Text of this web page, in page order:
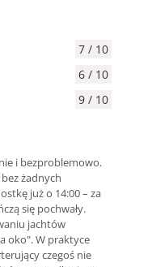
7 / 10
6 / 10
9 / 10
i bezproblemowo.
żadnych
już o 14:00 – za
się pochwały.
jachtów
oko". W praktyce
czegoś nie